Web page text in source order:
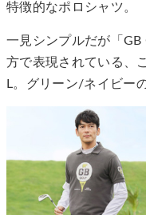
特徴的なポロシャツ。
一見シンプルだが「
方で表現されている、
L。グリーン/ネイビー